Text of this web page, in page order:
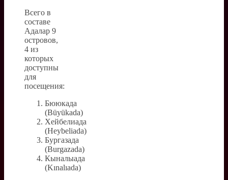
Всего в
составе
Адалар 9
островов,
4 из
которых
доступны
для
посещения:
Бююкада
(Büyükada)
Хейбелиада
(Heybeliada)
Бургазада
(Burgazada)
Кыналыада
(Kınalıada)